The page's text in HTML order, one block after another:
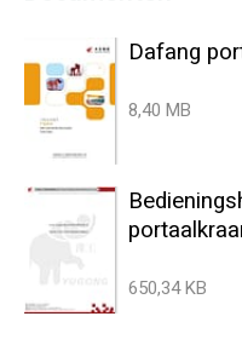
Dafang
8,40 MB
650,34 KB